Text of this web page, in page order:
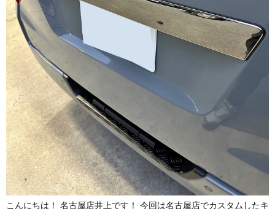
こんにちは！ 名古屋店井上です！ 今回は名古屋店でカスタムしたキ